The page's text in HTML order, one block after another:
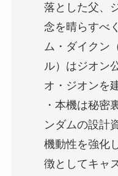
落とした父、
念を晴らすべ
ム・ダイクン
ル）はジオン
オ・ジオンを
・本機は秘密
ンダムの設計
機動性を強化
徴としてキャ